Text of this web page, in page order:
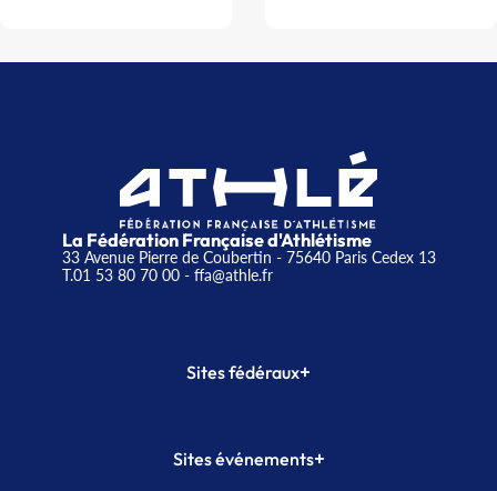
La Fédération Française d'Athlétisme
33 Avenue Pierre de Coubertin - 75640 Paris Cedex 13
T.01 53 80 70 00- ffa@athle.fr
Sites fédéraux+
Plateforme Formation
Sites événements+